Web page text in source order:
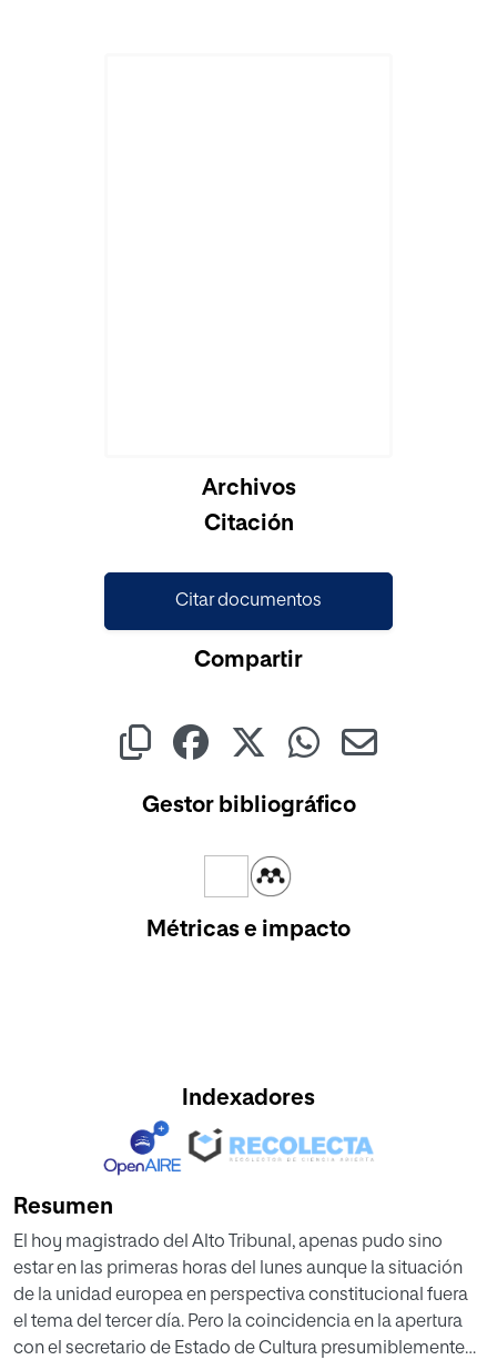
Archivos
Citación
Citar documentos
Compartir
Gestor bibliográfico
Métricas e impacto
Indexadores
Resumen
El hoy magistrado del Alto Tribunal, apenas pudo sino
estar en las primeras horas del lunes aunque la situación
de la unidad europea en perspectiva constitucional fuera
el tema del tercer día. Pero la coincidencia en la apertura
con el secretario de Estado de Cultura presumiblemente